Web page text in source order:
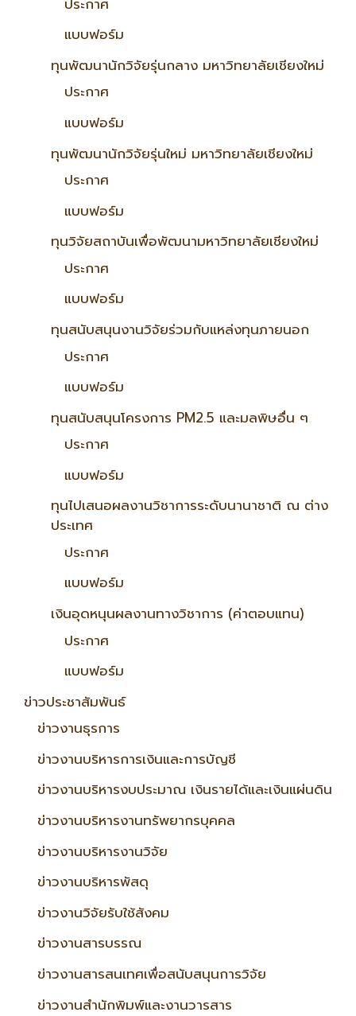
แบบฟอร์ม
ทุนพัฒนานักวิจัยรุ่นกลาง มหาวิทยาลัยเชียงใหม่
ประกาศ
แบบฟอร์ม
ทุนพัฒนานักวิจัยรุ่นใหม่ มหาวิทยาลัยเชียงใหม่
ประกาศ
แบบฟอร์ม
ทุนวิจัยสถาบันเพื่อพัฒนามหาวิทยาลัยเชียงใหม่
ประกาศ
แบบฟอร์ม
ทุนสนับสนุนงานวิจัยร่วมกับแหล่งทุนภายนอก
ประกาศ
แบบฟอร์ม
ทุนสนับสนุนโครงการ PM2.5 และมลพิษอื่น ๆ
ประกาศ
แบบฟอร์ม
ทุนไปเสนอผลงานวิชาการระดับนานาชาติ ณ ต่าง
ประเทศ
ประกาศ
แบบฟอร์ม
เงินอุดหนุนผลงานทางวิชาการ (ค่าตอบแทน)
ประกาศ
แบบฟอร์ม
ข่าวประชาสัมพันธ์
ข่าวงานธุรการ
ข่าวงานบริหารการเงินและการบัญชี
ข่าวงานบริหารงบประมาณ เงินรายได้และเงินแผ่นดิน
ข่าวงานบริหารงานทรัพยากรบุคคล
ข่าวงานบริหารงานวิจัย
ข่าวงานบริหารพัสดุ
ข่าวงานวิจัยรับใช้สังคม
ข่าวงานสารบรรณ
ข่าวงานสารสนเทศเพื่อสนับสนุนการวิจัย
ข่าวงานสำนักพิมพ์และงานวารสาร